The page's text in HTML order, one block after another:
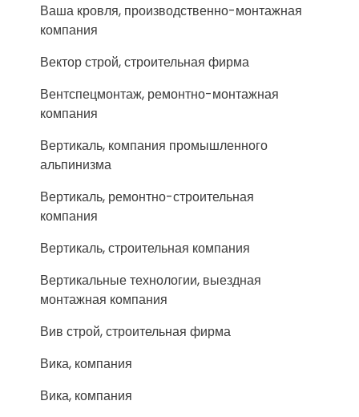
Ваша кровля, производственно-монтажная
компания
Вектор строй, строительная фирма
Вентспецмонтаж, ремонтно-монтажная
компания
Вертикаль, компания промышленного
альпинизма
Вертикаль, ремонтно-строительная
компания
Вертикаль, строительная компания
Вертикальные технологии, выездная
монтажная компания
Вив строй, строительная фирма
Вика, компания
Вика, компания